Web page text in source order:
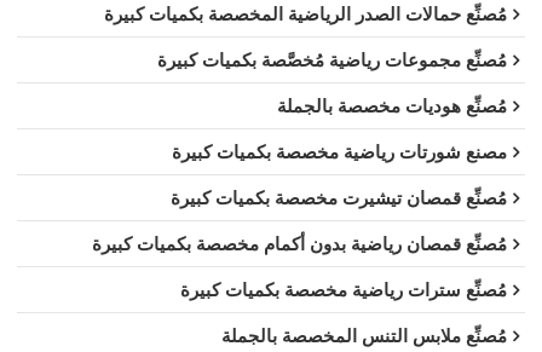
مُصنِّع حمالات الصدر الرياضية المخصصة بكميات كبيرة
مُصنِّع مجموعات رياضية مُخصَّصة بكميات كبيرة
مُصنِّع هوديات مخصصة بالجملة
مصنع شورتات رياضية مخصصة بكميات كبيرة
مُصنِّع قمصان تيشيرت مخصصة بكميات كبيرة
مُصنِّع قمصان رياضية بدون أكمام مخصصة بكميات كبيرة
مُصنِّع سترات رياضية مخصصة بكميات كبيرة
مُصنِّع ملابس التنس المخصصة بالجملة